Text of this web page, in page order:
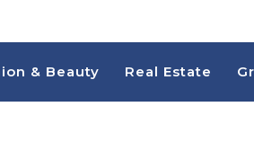
& Beauty Real Estate